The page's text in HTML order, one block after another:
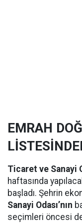
EMRAH
Ticaret ve Sanayi
haftasında
başladı. Şehrin
Sanayi Odası’nın
seçimleri öncesi